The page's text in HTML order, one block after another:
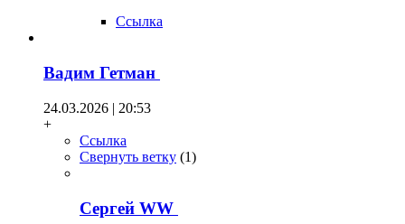
Ссылка
Вадим Гетман
24.03.2026 | 20:53
+
Ссылка
Свернуть ветку (1)
Сергей WW